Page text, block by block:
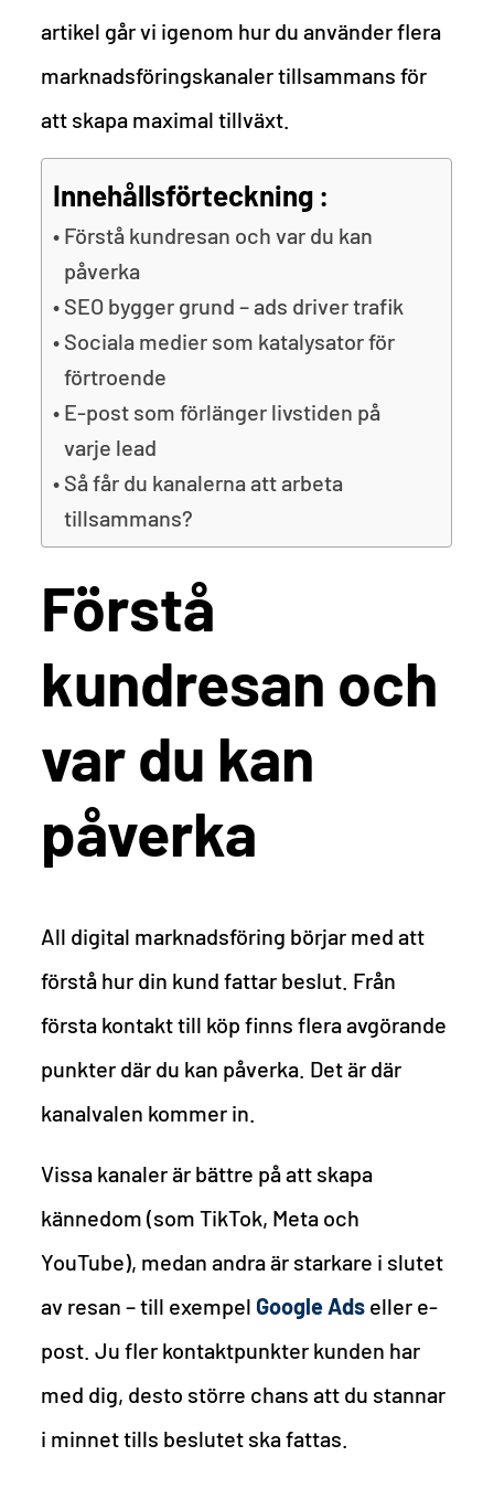
artikel går vi igenom hur du använder flera
marknadsföringskanaler tillsammans för
att skapa maximal tillväxt.
Innehållsförteckning :
Förstå kundresan och var du kan
påverka
SEO bygger grund – ads driver trafik
Sociala medier som katalysator för
förtroende
E-post som förlänger livstiden på
varje lead
Så får du kanalerna att arbeta
tillsammans?
Förstå
kundresan och
var du kan
påverka
All digital marknadsföring börjar med att
förstå hur din kund fattar beslut. Från
första kontakt till köp finns flera avgörande
punkter där du kan påverka. Det är där
kanalvalen kommer in.
Vissa kanaler är bättre på att skapa
kännedom (som TikTok, Meta och
YouTube), medan andra är starkare i slutet
av resan – till exempel Google Ads eller e-
post. Ju fler kontaktpunkter kunden har
med dig, desto större chans att du stannar
i minnet tills beslutet ska fattas.